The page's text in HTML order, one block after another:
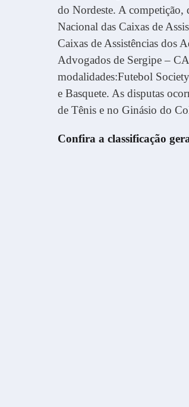
do Nordeste. A
Nacional das Caixas de
Caixas de Assistências dos
Advogados de Sergipe –
modalidades:Futebol
e Basquete. As disputas
de Tênis e no Ginásio do
Confira a classificação